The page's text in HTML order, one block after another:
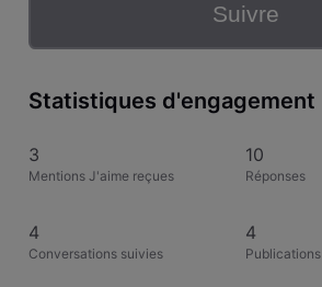
Suivre
Statistiques d'engagement
3
Mentions J'aime reçues
10
Réponses
4
Conversations suivies
4
Publications